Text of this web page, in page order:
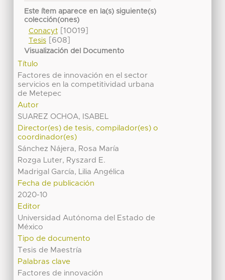
Este ítem aparece en la(s) siguiente(s)
colección(ones)
Conacyt[10019]
Tesis[608]
Visualización del Documento
Título
Factores de innovación en el sector
servicios en la competitividad urbana
de Metepec
Autor
SUAREZ OCHOA, ISABEL
Director(es) de tesis, compilador(es) o
coordinador(es)
Sánchez Nájera, Rosa María
Rozga Luter, Ryszard E.
Madrigal García, Lilia Angélica
Fecha de publicación
2020-10
Editor
Universidad Autónoma del Estado de
México
Tipo de documento
Tesis de Maestría
Palabras clave
Factores de innovación